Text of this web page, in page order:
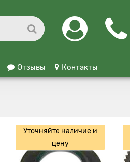
Отзывы Контакты
Уточняйте наличие и
цену